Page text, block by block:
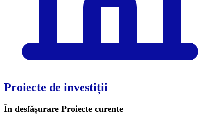
Proiecte de investiții
În desfășurare Proiecte curente